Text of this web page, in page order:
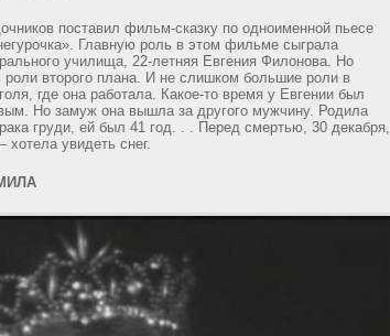
поставил фильм-сказку по одноименной пьесе
Главную роль в этом фильме сыграла
училища, 22-летняя Евгения Филонова. Но
роли второго плана. И не слишком большие роли в
где она работала. Какое-то время у Евгении был
Но замуж она вышла за другого мужчину. Родила
груди, ей был 41 год. . . Перед смертью, 30 декабря,
увидеть снег.